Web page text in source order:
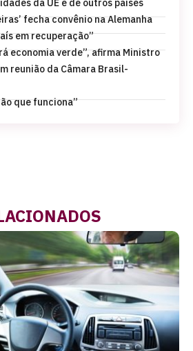
da UE e de outros países
fecha convênio na Alemanha
em recuperação”
economia verde”, afirma Ministro
reunião da Câmara Brasil-
que funciona”